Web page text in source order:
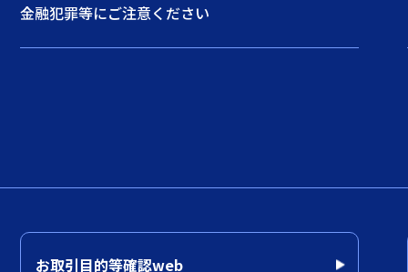
金融犯罪等にご注意ください
お取引目的等確認web